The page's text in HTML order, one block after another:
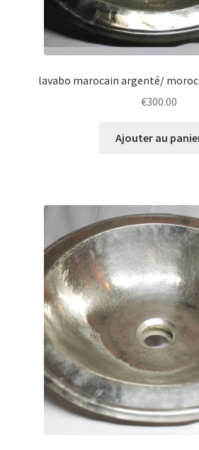
lavabo marocain argenté/
€300.00
Ajouter au